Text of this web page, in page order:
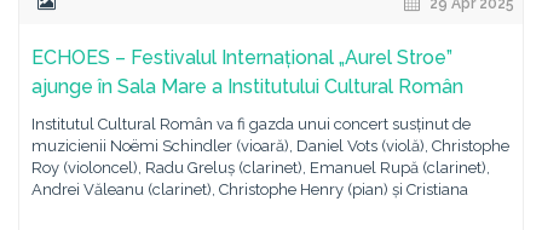
29 Apr 2025
ECHOES – Festivalul Internațional „Aurel Stroe”
ajunge în Sala Mare a Institutului Cultural Român
Institutul Cultural Român va fi gazda unui concert susținut de
muzicienii Noëmi Schindler (vioară), Daniel Vots (violă), Christophe
Roy (violoncel), Radu Greluș (clarinet), Emanuel Rupă (clarinet),
Andrei Văleanu (clarinet), Christophe Henry (pian) și Cristiana